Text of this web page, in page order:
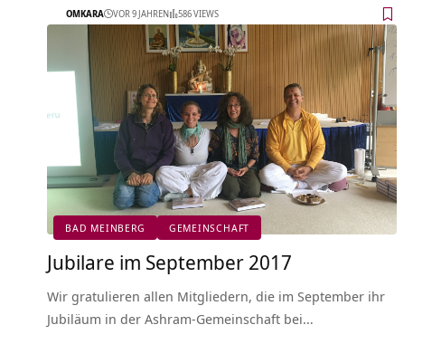
OMKARA VOR 9 JAHREN 586 VIEWS
BAD MEINBERG GEMEINSCHAFT
Jubilare im September 2017
Wir gratulieren allen Mitgliedern, die im September ihr
Jubiläum in der Ashram-Gemeinschaft bei…